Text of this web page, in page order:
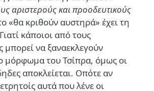
αριστερούς και προοδευτικούς
«θα κριθούν αυστηρά» έχει τη
κάποιοι από τους
να ξαναεκλεγούν
μόρφωμα του Τσίπρα, όμως οι
αποκλείεται. Οπότε αν
αυτά που λένε οι